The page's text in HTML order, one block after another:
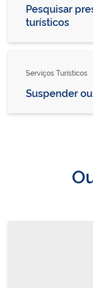
Pesquisar
turísticos
Serviços Turísticos
Suspender